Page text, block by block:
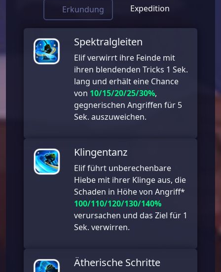
Erkundung Expedition
Spektralgleiten
Elif verwirrt ihre Feinde mit
ihren blendenden Tricks 1 Sek.
lang und erhält eine Chance
von 10/15/20/25/30%,
gegnerischen Angriffen für 5
Sek. auszuweichen.
Klingentanz
Elif führt unberechenbare
Hiebe mit ihrer Klinge aus, die
Schaden in Höhe von Angriff*
100/110/120/130/140%
verursachen und das Ziel für 1
Sek. verwirren.
Ätherische Schritte